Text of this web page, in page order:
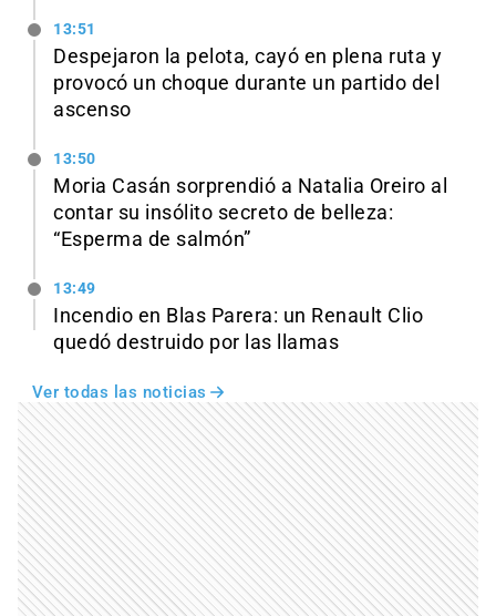
13:51
Despejaron la pelota, cayó en plena ruta y
provocó un choque durante un partido del
ascenso
13:50
Moria Casán sorprendió a Natalia Oreiro al
contar su insólito secreto de belleza:
“Esperma de salmón”
13:49
Incendio en Blas Parera: un Renault Clio
quedó destruido por las llamas
Ver todas las noticias